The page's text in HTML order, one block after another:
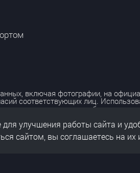
включая фотографии, на
соответствующих лиц.
с разрешения правообладателя.
данных
данных
улучшения работы сайта и
сайтом, вы соглашаетесь на их